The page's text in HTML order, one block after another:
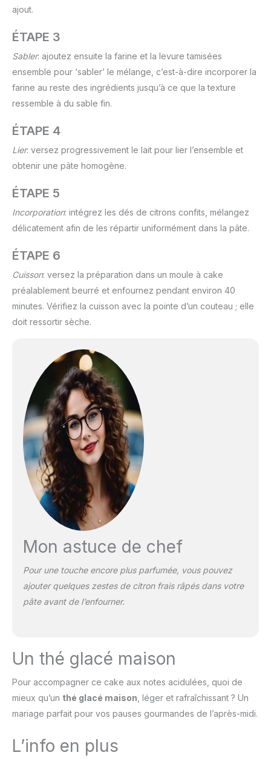
ajout.
ÉTAPE 3
Sabler: ajoutez ensuite la farine et la levure tamisées
ensemble pour ‘sabler’ le mélange, c’est-à-dire incorporer la
farine au reste des ingrédients jusqu’à ce que la texture
ressemble à du sable fin.
ÉTAPE 4
Lier: versez progressivement le lait pour lier l’ensemble et
obtenir une pâte homogène.
ÉTAPE 5
Incorporation: intégrez les dés de citrons confits, mélangez
délicatement afin de les répartir uniformément dans la pâte.
ÉTAPE 6
Cuisson: versez la préparation dans un moule à cake
préalablement beurré et enfournez pendant environ 40
minutes. Vérifiez la cuisson avec la pointe d’un couteau ; elle
doit ressortir sèche.
Mon astuce de chef
Pour une touche encore plus parfumée, vous pouvez
ajouter quelques zestes de citron frais râpés dans votre
pâte avant de l’enfourner.
Un thé glacé maison
Pour accompagner ce cake aux notes acidulées, quoi de
mieux qu’un thé glacé maison , léger et rafraîchissant ? Un
mariage parfait pour vos pauses gourmandes de l’après-midi.
L’info en plus